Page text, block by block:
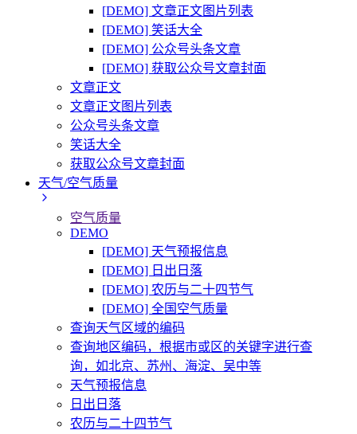
[DEMO] 文章正文图片列表
[DEMO] 笑话大全
[DEMO] 公众号头条文章
[DEMO] 获取公众号文章封面
文章正文
文章正文图片列表
公众号头条文章
笑话大全
获取公众号文章封面
天气/空气质量
空气质量
DEMO
[DEMO] 天气预报信息
[DEMO] 日出日落
[DEMO] 农历与二十四节气
[DEMO] 全国空气质量
查询天气区域的编码
查询地区编码，根据市或区的关键字进行查
询，如北京、苏州、海淀、吴中等
天气预报信息
日出日落
农历与二十四节气